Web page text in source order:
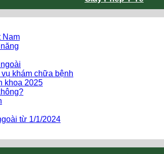
Nam
khám chữa bệnh
khoa 2025
từ 1/1/2024